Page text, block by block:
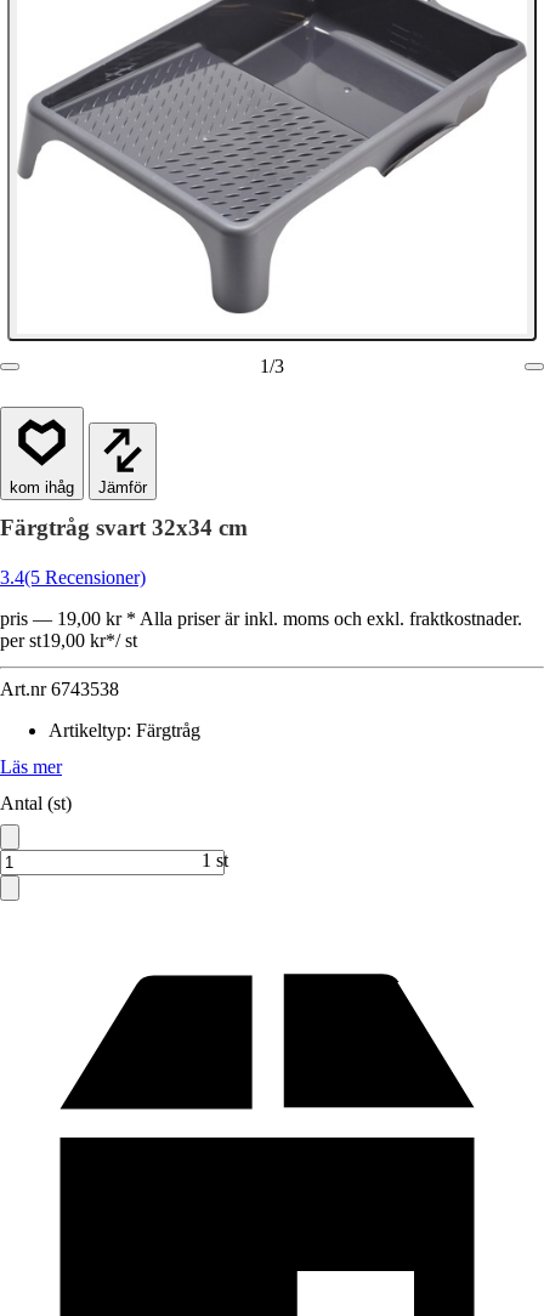
1/3
Jämför
Färgtråg svart 32x34 cm
3.4(5 Recensioner)
pris — 19,00 kr * Alla priser är inkl. moms och exkl. fraktkostnader.
per st19,00 kr*/ st
Art.nr 6743538
Artikeltyp: Färgtråg
Läs mer
Antal (st)
1 st